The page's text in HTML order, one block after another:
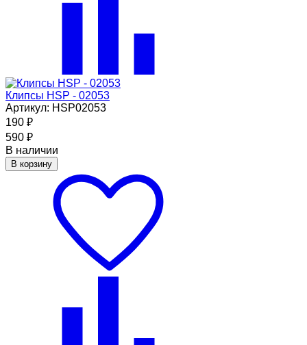
Клипсы HSP - 02053
Артикул: HSP02053
190 ₽
590 ₽
В наличии
В корзину